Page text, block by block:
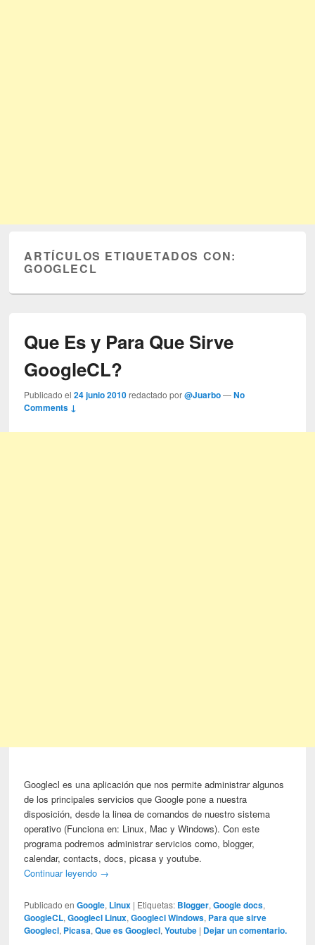
ARTÍCULOS ETIQUETADOS CON:
GOOGLECL
Que Es y Para Que Sirve
GoogleCL?
Publicado el24 junio 2010 redactado por@Juarbo —No
Comments ↓
Googlecl es una aplicación que nos permite administrar algunos
de los principales servicios que Google pone a nuestra
disposición, desde la linea de comandos de nuestro sistema
operativo (Funciona en: Linux, Mac y Windows). Con este
programa podremos administrar servicios como, blogger,
calendar, contacts, docs, picasa y youtube.
Continuar leyendo →
Publicado en Google, Linux | Etiquetas: Blogger,Google docs,
GoogleCL,Googlecl Linux,Googlecl Windows, Para que sirve
Googlecl, Picasa,Que es Googlecl,Youtube | Dejar un comentario.